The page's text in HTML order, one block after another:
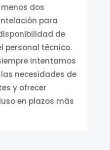
dos
para
de
personal técnico.
intentamos
necesidades de
y ofrecer
en plazos más